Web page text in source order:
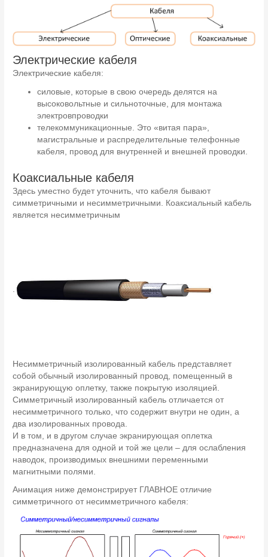
Электрические кабеля
Электрические кабеля:
силовые, которые в свою очередь делятся на
высоковольтные и сильноточные, для монтажа
электровпроводки
телекоммуникационные. Это «витая пара»,
магистральные и распределительные телефонные
кабеля, провод для внутренней и внешней проводки.
Коаксиальные кабеля
Здесь уместно будет уточнить, что кабеля бывают
симметричными и несимметричными. Коаксиальный кабель
является несимметричным
Несимметричный изолированный кабель представляет
собой обычный изолированный провод, помещенный в
экранирующую оплетку, также покрытую изоляцией.
Симметричный изолированный кабель отличается от
несимметричного только, что содержит внутри не один, а
два изолированных провода.
И в том, и в другом случае экранирующая оплетка
предназначена для одной и той же цели – для ослабления
наводок, производимых внешними переменными
магнитными полями.
Анимация ниже демонстрирует ГЛАВНОЕ отличие
симметричного от несимметричного кабеля: